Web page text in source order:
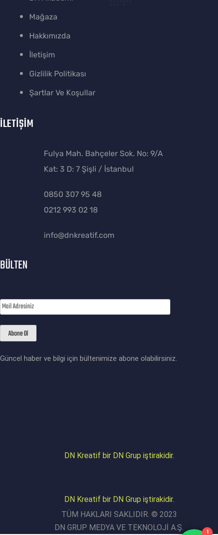
Mağaza
Hakkımızda
İletişim
Gizlilik Politikası
Şartlar Ve Koşullar
İLETİŞİM
Fulya Mah. Bahçeler Sok. No: 9/A
Kat: 3 D: 7 Şişli / İstanbul
0850 307 95 48
0212 993 02 18
info@dnkreatif.com
BÜLTEN
Güncel haber ve bilgi için bültenimize abone olabilirsiniz.
DN Kreatif bir DN Grup iştirakidir.
DN Kreatif bir DN Grup iştirakidir.
TÜM HAKLARI SAKLIDIR. © 2023
DN GRUP MEDYA VE TEKNOLOJİ A.Ş.
1